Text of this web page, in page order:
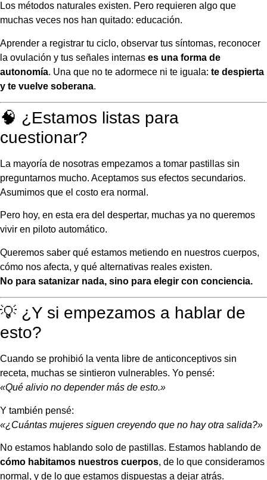
Los métodos naturales existen. Pero requieren algo que
muchas veces nos han quitado: educación.
Aprender a registrar tu ciclo, observar tus síntomas, reconocer
la ovulación y tus señales internas es una forma de
autonomía. Una que no te adormece ni te iguala: te despierta
y te vuelve soberana.
🧠 ¿Estamos listas para
cuestionar?
La mayoría de nosotras empezamos a tomar pastillas sin
preguntarnos mucho. Aceptamos sus efectos secundarios.
Asumimos que el costo era normal.
Pero hoy, en esta era del despertar, muchas ya no queremos
vivir en piloto automático.
Queremos saber qué estamos metiendo en nuestros cuerpos,
cómo nos afecta, y qué alternativas reales existen.
No para satanizar nada, sino para elegir con conciencia.
💡 ¿Y si empezamos a hablar de
esto?
Cuando se prohibió la venta libre de anticonceptivos sin
receta, muchas se sintieron vulnerables. Yo pensé:
«Qué alivio no depender más de esto.»
Y también pensé:
«¿Cuántas mujeres siguen creyendo que no hay otra salida?»
No estamos hablando solo de pastillas. Estamos hablando de
cómo habitamos nuestros cuerpos, de lo que consideramos
normal, y de lo que estamos dispuestas a dejar atrás.